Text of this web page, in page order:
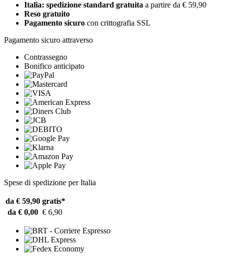
Italia: spedizione standard gratuita a partire da € 59,90
Reso gratuito
Pagamento sicuro con crittografia SSL
Pagamento sicuro attraverso
Contrassegno
Bonifico anticipato
Spese di spedizione per Italia
da € 59,90 gratis*
da € 0,00 € 6,90